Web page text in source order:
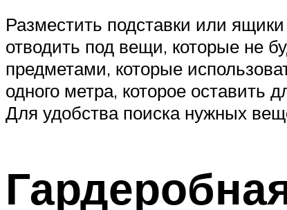
Разместить подставки или
отводить под вещи, которые не
предметами, которые
одного метра, которое оставить
Для удобства поиска нужных